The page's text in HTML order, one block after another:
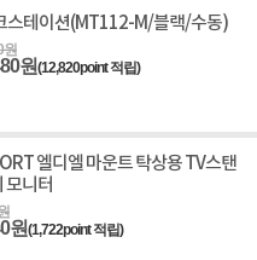
스테이션(MT112-M/블랙/수동)
원
원(12,820point 적립)
엘디엘 마운트 탁상용 TV스탠
모니터
원(1,722point 적립)